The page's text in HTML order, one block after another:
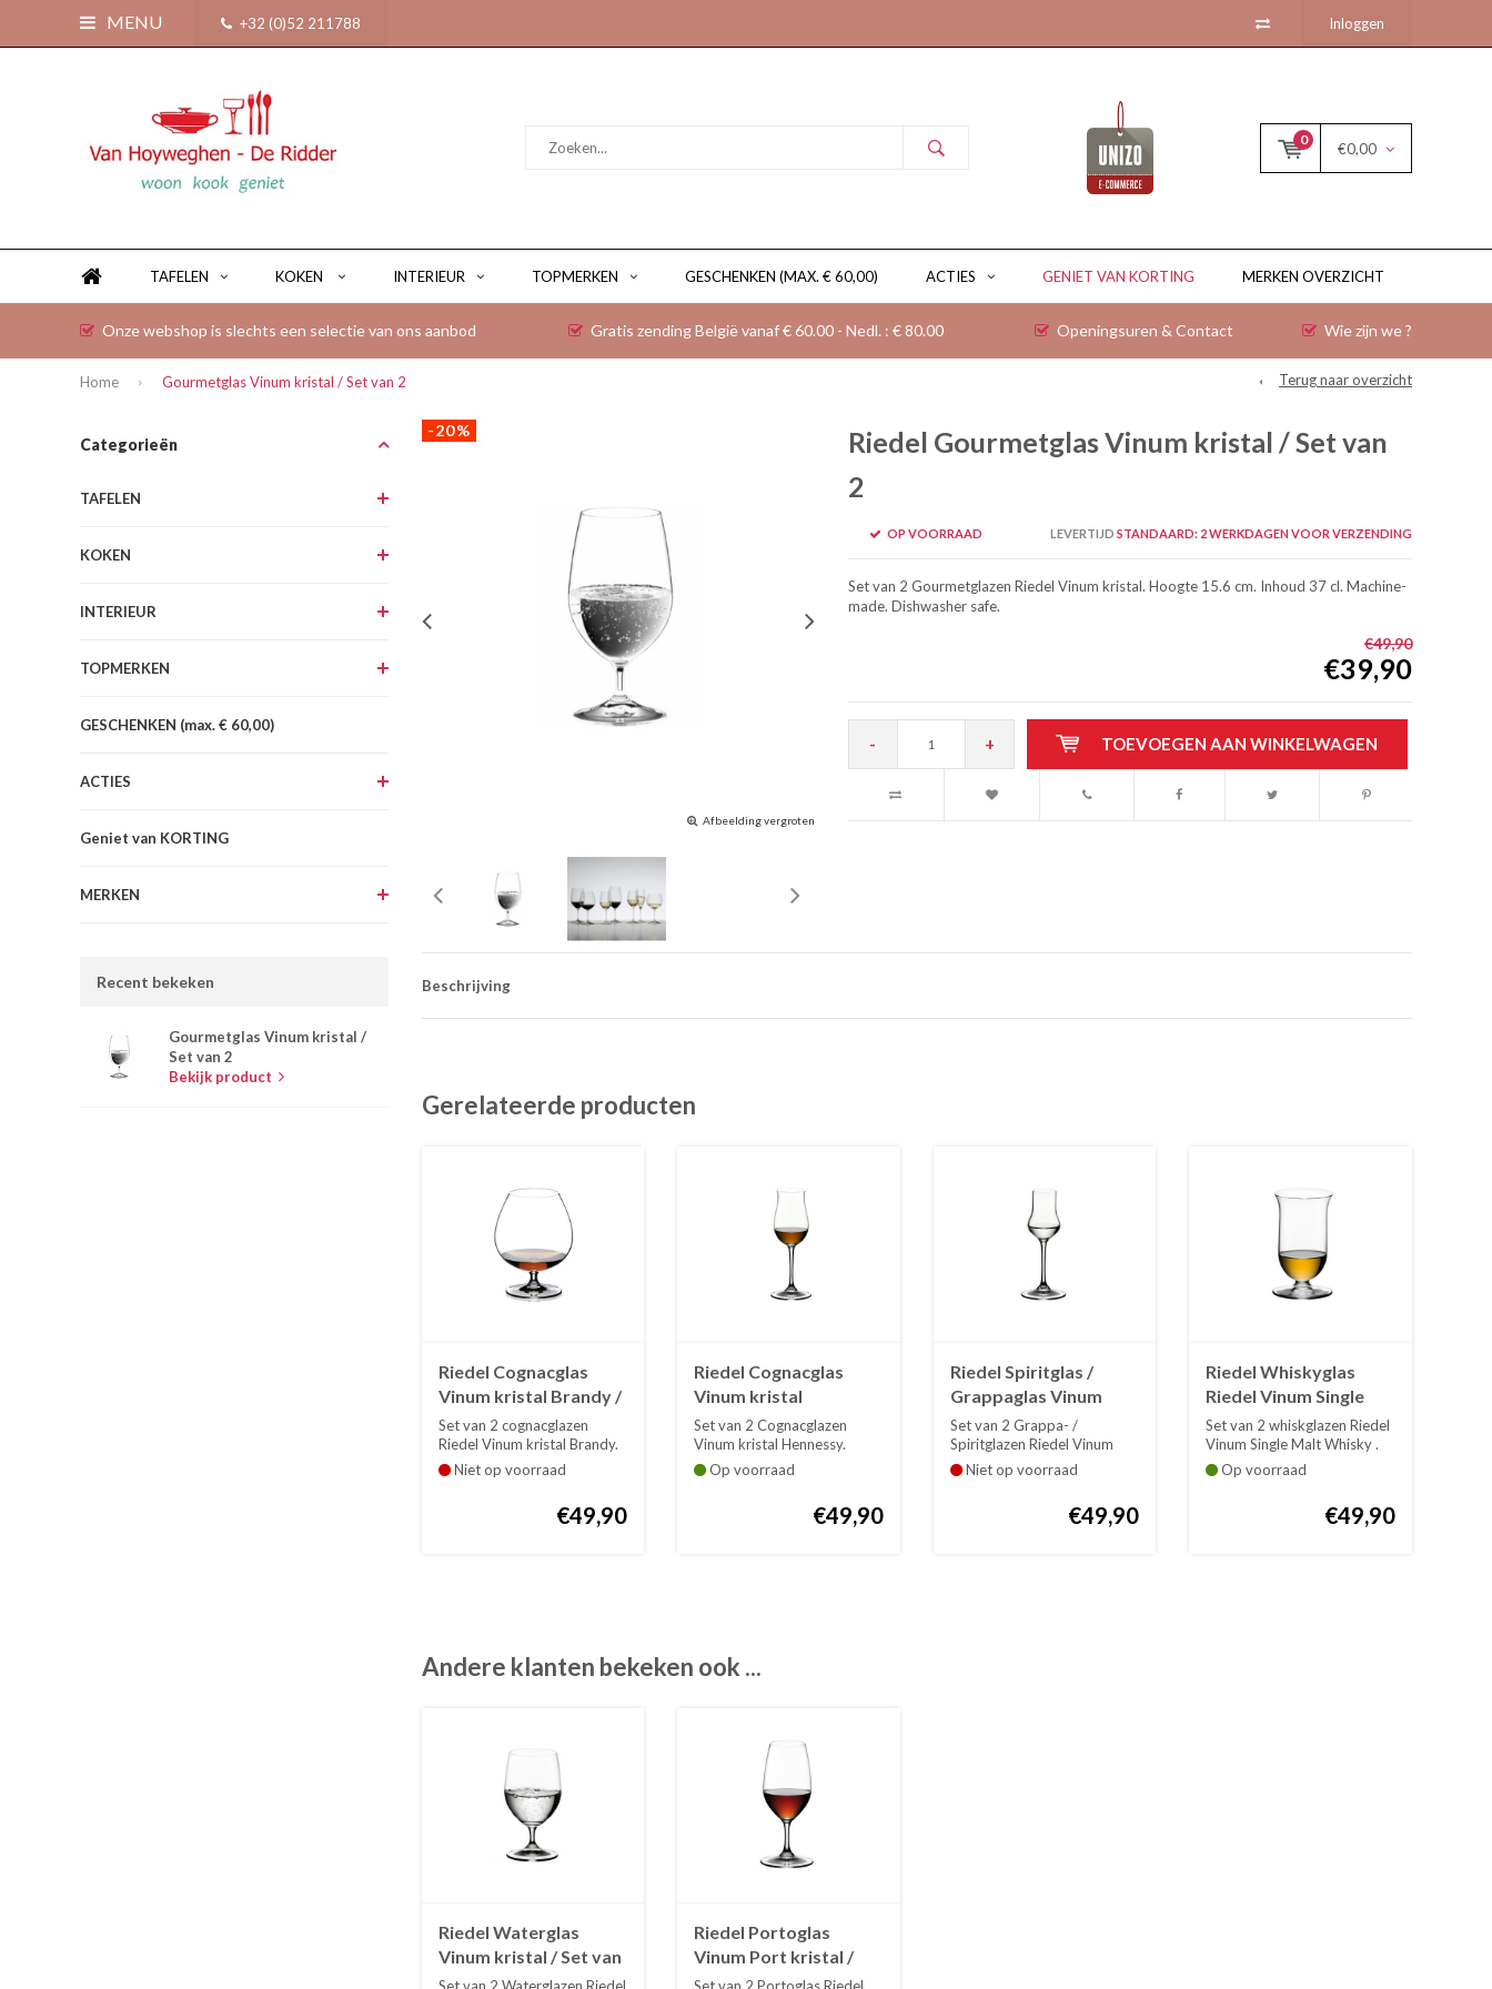
MENU +32 (0)52 211788 Inloggen
0
€0,00
TAFELEN KOKEN INTERIEUR TOPMERKEN GESCHENKEN (MAX. € 60,00) ACTIES GENIET VAN KORTING MERKEN OVERZICHT
Onze webshop is slechts een selectie van ons aanbod Gratis zending België vanaf € 60.00 - Nedl. : € 80.00 Openingsuren & Contact Wie zijn we ?
Home Gourmetglas Vinum kristal / Set van 2 Terug naar overzicht
Categorieën
TAFELEN
KOKEN
INTERIEUR
TOPMERKEN
GESCHENKEN (max. € 60,00)
ACTIES
Geniet van KORTING
MERKEN
Recent bekeken
Gourmetglas Vinum kristal /
Set van 2
Bekijk product
-20%
Afbeelding vergroten Afbeelding vergroten
Riedel Gourmetglas Vinum kristal / Set van
2
OP VOORRAAD LEVERTIJD STANDAARD: 2 WERKDAGEN VOOR VERZENDING
Set van 2 Gourmetglazen Riedel Vinum kristal. Hoogte 15.6 cm. Inhoud 37 cl. Machine-
made. Dishwasher safe.
€49,90
€39,90
- + TOEVOEGEN AAN WINKELWAGEN
Beschrijving
Gerelateerde producten
Riedel Cognacglas
Vinum kristal Brandy /
Set van 2
Set van 2 cognacglazen
Riedel Vinum kristal Brandy.
Hoogte 1...
Niet op voorraad
€49,90
Riedel Cognacglas
Vinum kristal
Hennessy / Set van 2
Set van 2 Cognacglazen
Vinum kristal Hennessy.
Hoogte 18.3 c...
Op voorraad
€49,90
Riedel Spiritglas /
Grappaglas Vinum
kristal / Set van 2
Set van 2 Grappa- /
Spiritglazen Riedel Vinum
kristal. Hoogt...
Niet op voorraad
€49,90
Riedel Whiskyglas
Riedel Vinum Single
Malt Whisky / Set van
2
Set van 2 whiskglazen Riedel
Vinum Single Malt Whisky .
Hoog...
Op voorraad
€49,90
Andere klanten bekeken ook ...
Riedel Waterglas
Vinum kristal / Set van
2
Riedel Portoglas
Vinum Port kristal /
Set van 2